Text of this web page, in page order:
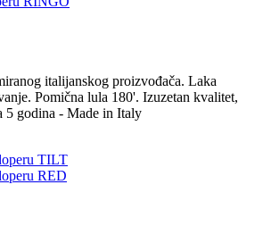
italijanskog proizvođača. Laka
Pomična lula 180'. Izuzetan kvalitet,
5 godina - Made in Italy